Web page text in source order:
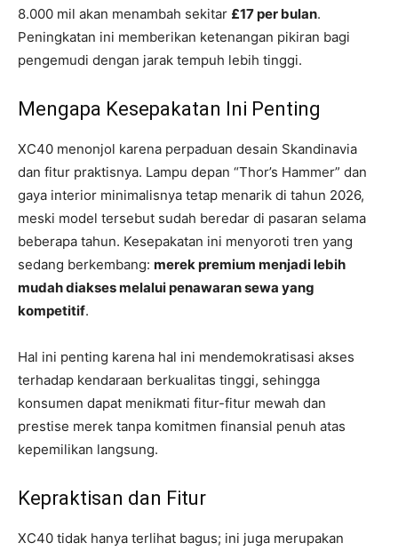
8.000 mil akan menambah sekitar £17 per bulan.
Peningkatan ini memberikan ketenangan pikiran bagi
pengemudi dengan jarak tempuh lebih tinggi.
Mengapa Kesepakatan Ini Penting
XC40 menonjol karena perpaduan desain Skandinavia
dan fitur praktisnya. Lampu depan “Thor’s Hammer” dan
gaya interior minimalisnya tetap menarik di tahun 2026,
meski model tersebut sudah beredar di pasaran selama
beberapa tahun. Kesepakatan ini menyoroti tren yang
sedang berkembang: merek premium menjadi lebih
mudah diakses melalui penawaran sewa yang
kompetitif.
Hal ini penting karena hal ini mendemokratisasi akses
terhadap kendaraan berkualitas tinggi, sehingga
konsumen dapat menikmati fitur-fitur mewah dan
prestise merek tanpa komitmen finansial penuh atas
kepemilikan langsung.
Kepraktisan dan Fitur
XC40 tidak hanya terlihat bagus; ini juga merupakan